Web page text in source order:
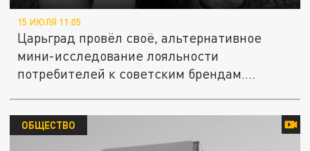
15 ИЮЛЯ 11:05
Царьград провёл своё, альтернативное
мини-исследование лояльности
потребителей к советским брендам.
ОБЩЕСТВО